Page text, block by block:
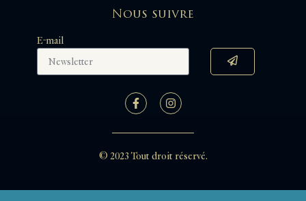
Nous suivre
E-mail
© 2023 Tout droit réservé.